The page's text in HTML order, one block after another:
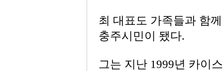
최 대표도 가족들과 함
충주시민이 됐다.
그는 지난 1999년 카이